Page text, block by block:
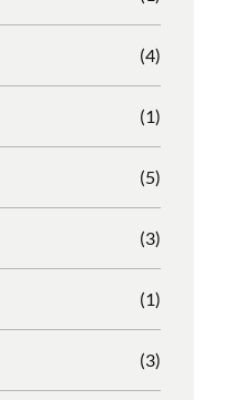
(4)
(1)
(5)
(3)
(1)
(3)